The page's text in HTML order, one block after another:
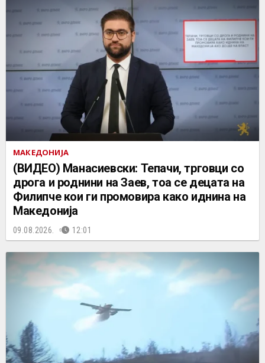
МАКЕДОНИЈА
(ВИДЕО) Манасиевски: Тепачи, трговци со
дрога и роднини на Заев, тоа се децата на
Филипче кои ги промoвира како иднина на
Македонија
09.08.2026. 12:01